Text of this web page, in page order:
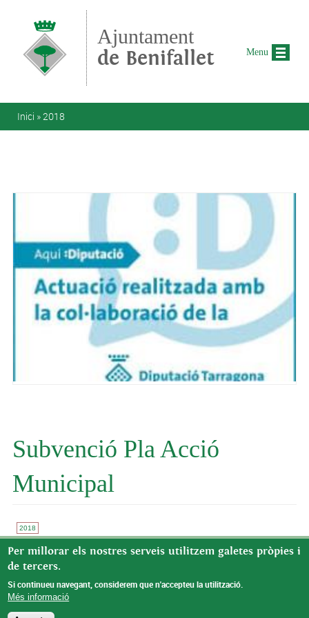
Ajuntament
de Benifallet
Esteu aquí
Inici »2018
Subvenció Pla Acció
Municipal
2018
La Diputació de Tarragona ha concedit a l'Ajuntament de Benifallet
la subvenció de 10.000 € del Pla d'Acció Municipal, anualitat 2017,
pel programa de sosteniment del lloc de secretaria-intervenció.
Menu
Per millorar els nostres serveis utilitzem galetes pròpies i
de tercers.
Si continueu navegant, considerem que n'accepteu la utilització.
Més informació